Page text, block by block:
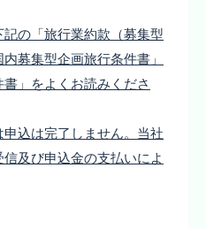
の「旅行業約款（募集型
募集型企画旅行条件書」
書」をよくお読みくださ
込は完了しません。当社
及び申込金の支払いによ